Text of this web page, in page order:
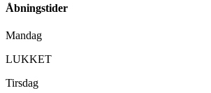
Åbningstider
Mandag
LUKKET
Tirsdag